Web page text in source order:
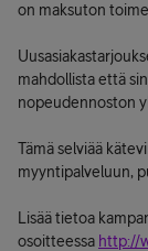
on maksuton
mahdollista että
nopeudennoston
Tämä selviää
myyntipalveluun,
Lisää tietoa
osoitteessa http://